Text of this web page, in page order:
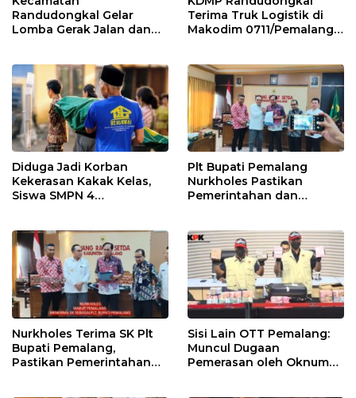
Randudongkal Gelar
Lomba Gerak Jalan dan
Terima Truk Logistik di
Makodim 0711/Pemalang
Diduga Jadi Korban
Kekerasan Kakak Kelas,
Siswa SMPN 4
Plt Bupati Pemalang
Nurkholes Pastikan
Pemerintahan dan
Nurkholes Terima SK Plt
Bupati Pemalang,
Pastikan Pemerintahan
Sisi Lain OTT Pemalang:
Muncul Dugaan
Pemerasan oleh Oknum